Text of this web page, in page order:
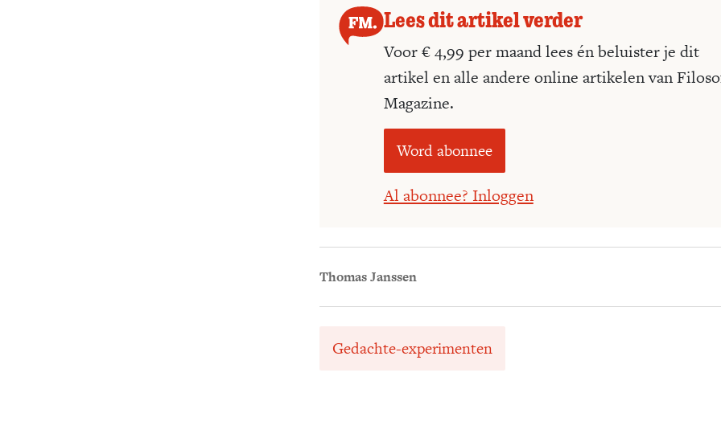
Lees dit artikel verder
Voor € 4,99 per maand lees én beluister je dit
artikel en alle andere online artikelen van
Magazine.
Word abonnee
Al abonnee? Inloggen
Thomas Janssen
Gedachte-experimenten